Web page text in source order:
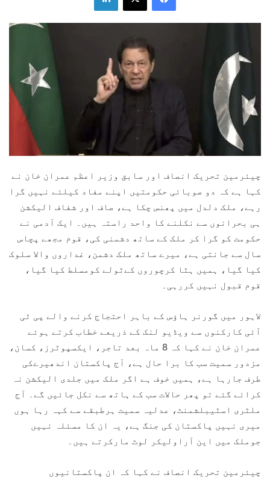
چیئرمین تحریک انصاف اور سابق وزیر اعظم عمران خان نے
کہا ہے کہ دو صوبائی حکومتیں اپنے مفاد کیلئے نہیں گرا
رہے، ملک دلدل میں پھنس چکا ہے، صاف اور شفاف الیکشن
ہی بحرانوں سے نکلنے کا واحد راستہ ہیں۔ ایک آدمی نے
حکومت کو گرا کر ملک کے ساتھ دشمنی کی، قوم مجھے پچاس
سال سے جانتی ہے، میرے ساتھ ملک دشمن، غداروں والا سلوک
کیا گیا، ہمیں ہٹا کرچوروں کےٹولے کومسلط کیا گیا،
قوم قبول نہیں کررہی۔
لاہور میں گورنر ہاؤس کے باہر احتجاج کرنے والے پی ٹی
آئی کارکنوں سے ویڈیو لنک کے ذریعے خطاب کرتے ہوئے
عمران خان نے کہا کہ 8 ماہ بعد تاجر، ایکسپوٹرز، کسان،
مزدور سمیت سب کا برا حال ہے، آج پاکستان اندھیرےکی
طرف جارہا ہے، ہمیں خوف ہے اگر ملک میں جلدی الیکشن نہ
کرائے گئے تو پھر حالات سب کے ہاتھ سے نکل جائیں گے۔ آج
ملٹری اسٹیبلشمنٹ، عدلیہ سمیت ہرطبقے سے کہہ رہا ہوں
میری نہیں پاکستان کی جنگ ہے، یہ ان کا مسئلہ نہیں
جوملک میں این آراولیکر لوٹ مارکرتے ہیں۔
چیئرمین تحریک انصاف نے کہا کہ ان پاکستانیوں